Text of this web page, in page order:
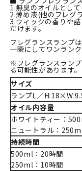
1.無臭のオイルとし
2.薄め液(他のフレグ
3.ウィックの香りや
だけます。
フレグランスランプ
一瞬にしてワンラン
※フレグランスラン
る可能性があります。
サイズ
ランプL／
オイル内容量
ホワイトティー：
ニュートラル：
持続時間
500ml：20時間
250ml：10時間